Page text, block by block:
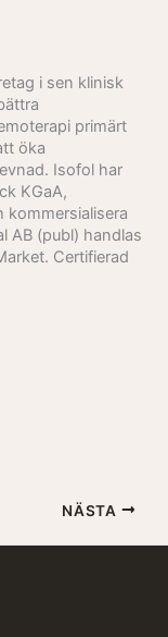
i sen klinisk
primärt
öka
Isofol har
KGaA,
kommersialisera
AB (publ) handlas
Certifierad
NÄSTA